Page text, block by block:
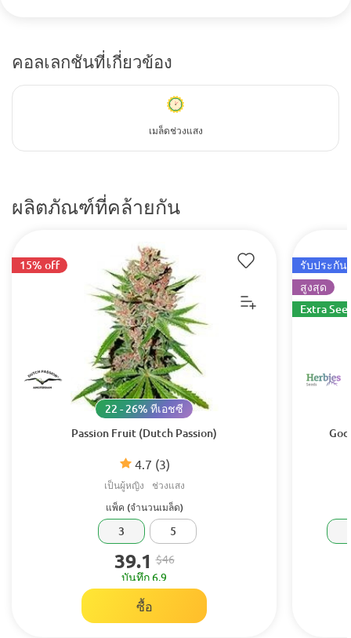
คอลเลกชันที่เกี่ยวข้อง
เมล็ดช่วงแสง
ผลิตภัณฑ์ที่คล้ายกัน
Passion Fruit (Dutch Passion)
4.7 (3)
22 - 26% ทีเอชซี
เป็นผู้หญิง ช่วงแสง
15% off
แพ็ค (จำนวนเมล็ด)
3 5
39.1 $46
บันทึก 6.9
ซื้อ
รับประกัน
สูงสุด
Extra